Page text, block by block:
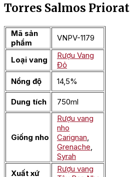
Torres Salmos Priorat
Mã sản
phẩm
VNPV-1179
Loại vang
Rượu Vang
Đỏ
Nồng độ
14,5%
Dung tích 750ml
Giống nho
Rượu vang
nho
Carignan
Grenache
Syrah
Xuất xứ
Rượu vang